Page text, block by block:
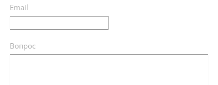
Email
Вопрос